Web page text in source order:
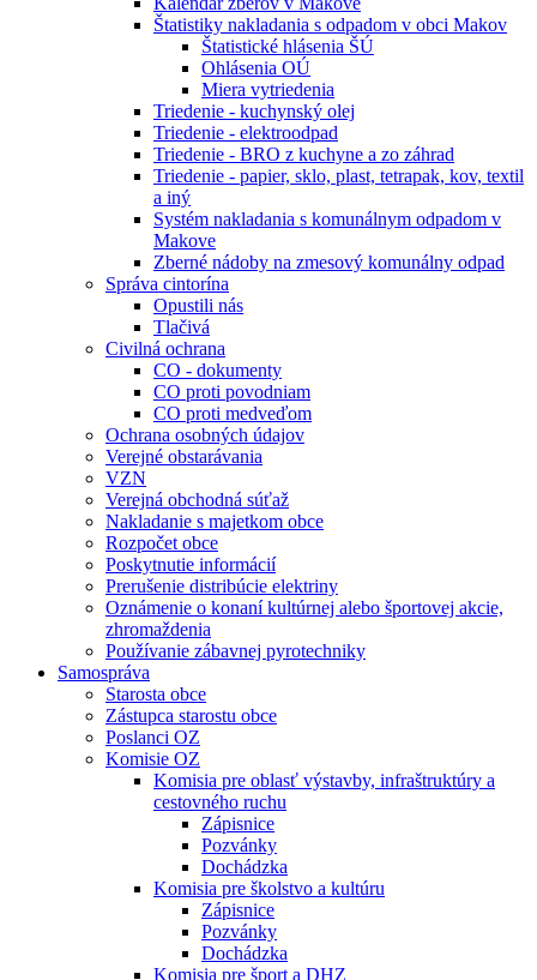
Štatistiky nakladania s odpadom v obci Makov
Štatistické hlásenia ŠÚ
Ohlásenia OÚ
Miera vytriedenia
Triedenie - kuchynský olej
Triedenie - elektroodpad
Triedenie - BRO z kuchyne a zo záhrad
Triedenie - papier, sklo, plast, tetrapak, kov, textil
a iný
Systém nakladania s komunálnym odpadom v
Makove
Zberné nádoby na zmesový komunálny odpad
Správa cintorína
Opustili nás
Tlačivá
Civilná ochrana
CO - dokumenty
CO proti povodniam
CO proti medveďom
Ochrana osobných údajov
Verejné obstarávania
VZN
Verejná obchodná súťaž
Nakladanie s majetkom obce
Rozpočet obce
Poskytnutie informácií
Prerušenie distribúcie elektriny
Oznámenie o konaní kultúrnej alebo športovej akcie,
zhromaždenia
Používanie zábavnej pyrotechniky
Samospráva
Starosta obce
Zástupca starostu obce
Poslanci OZ
Komisie OZ
Komisia pre oblasť výstavby, infraštruktúry a
cestovného ruchu
Zápisnice
Pozvánky
Dochádzka
Komisia pre školstvo a kultúru
Zápisnice
Pozvánky
Dochádzka
Komisia pre šport a DHZ